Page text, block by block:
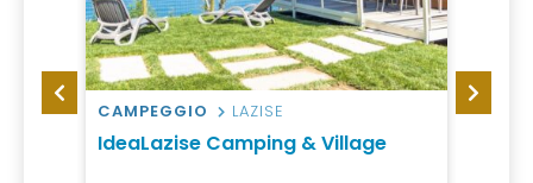
CAMPEGGIO LAZISE
IdeaLazise Camping & Village
HOTEL